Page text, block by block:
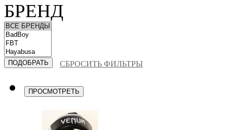
БРЕНД
СБРОСИТЬ ФИЛЬТРЫ
ПРОСМОТРЕТЬ